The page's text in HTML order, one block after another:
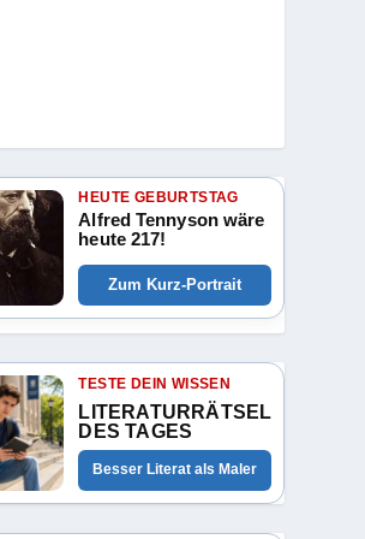
HEUTE GEBURTSTAG
Alfred Tennyson wäre
heute 217!
Zum Kurz-Portrait
TESTE DEIN WISSEN
LITERATURRÄTSEL
DES TAGES
Besser Literat als Maler